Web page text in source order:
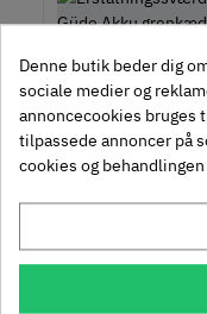
Erstatningssværd
Güde Akku
grenkædesav AST
58576
172,00
Køb
Denne butik beder dig
sociale medier og
annoncecookies
tilpassede annoncer på
cookies og